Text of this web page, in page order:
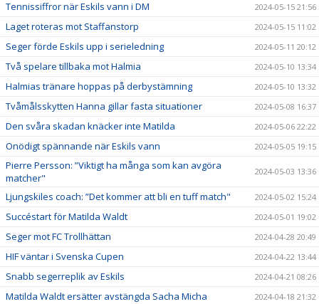
Tennissiffror när Eskils vann i DM 2024-05-15 21:56
Laget roteras mot Staffanstorp 2024-05-15 11:02
Seger förde Eskils upp i serieledning 2024-05-11 20:12
Två spelare tillbaka mot Halmia 2024-05-10 13:34
Halmias tränare hoppas på derbystämning 2024-05-10 13:32
Tvåmålsskytten Hanna gillar fasta situationer 2024-05-08 16:37
Den svåra skadan knäcker inte Matilda 2024-05-06 22:22
Onödigt spännande när Eskils vann 2024-05-05 19:15
Pierre Persson: ”Viktigt ha många som kan avgöra
matcher"
2024-05-03 13:36
Ljungskiles coach: ”Det kommer att bli en tuff match" 2024-05-02 15:24
Succéstart för Matilda Waldt 2024-05-01 19:02
Seger mot FC Trollhättan 2024-04-28 20:49
HIF väntar i Svenska Cupen 2024-04-22 13:44
Snabb segerreplik av Eskils 2024-04-21 08:26
Matilda Waldt ersätter avstängda Sacha Micha 2024-04-18 21:32